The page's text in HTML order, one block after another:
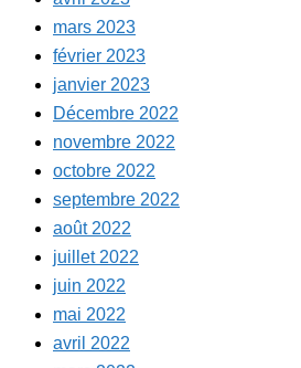
mars 2023
février 2023
janvier 2023
Décembre 2022
novembre 2022
octobre 2022
septembre 2022
août 2022
juillet 2022
juin 2022
mai 2022
avril 2022